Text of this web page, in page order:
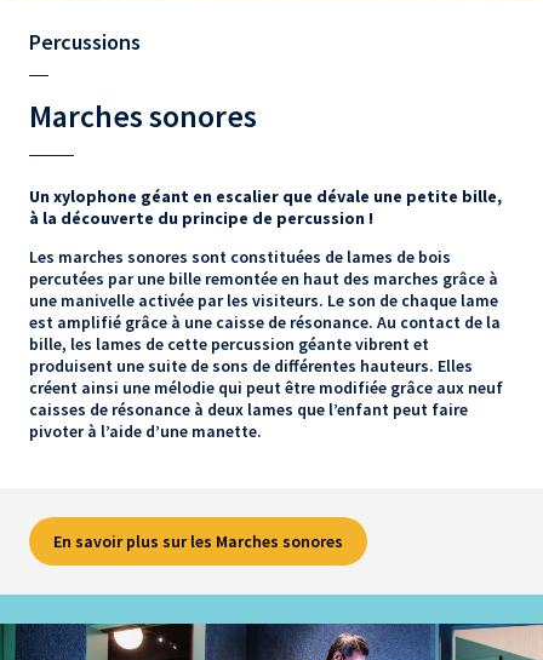
Percussions
Marches sonores
Un xylophone géant en escalier que dévale une petite bille,
à la découverte du principe de percussion !
Les marches sonores sont constituées de lames de bois
percutées par une bille remontée en haut des marches grâce à
une manivelle activée par les visiteurs. Le son de chaque lame
est amplifié grâce à une caisse de résonance. Au contact de la
bille, les lames de cette percussion géante vibrent et
produisent une suite de sons de différentes hauteurs. Elles
créent ainsi une mélodie qui peut être modifiée grâce aux neuf
caisses de résonance à deux lames que l’enfant peut faire
pivoter à l’aide d’une manette.
En savoir plus sur les Marches sonores